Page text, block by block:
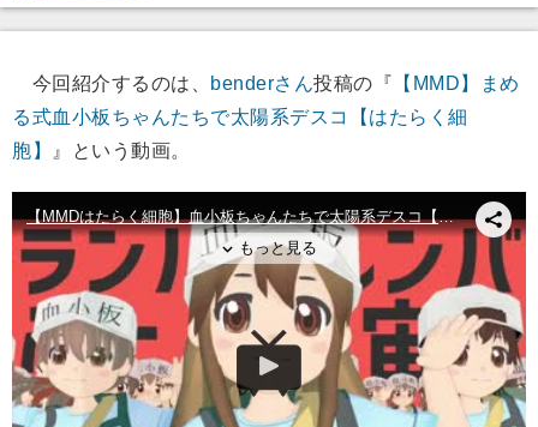
今回紹介するのは、 benderさん投稿の『 【MMD】まめ
る式血小板ちゃんたちで太陽系デスコ【はたらく細
胞】
』という動画。